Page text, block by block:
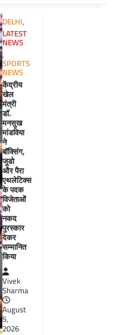
DELHI,
LATEST
NEWS
,
SPORTS
NEWS
केंद्रीय
खेल
मंत्री
डॉ.
मनसुख
मांडविया
ने
बॉक्सिंग,
जूडो
और पैरा
एथलेटिक्स
के पदक
विजेताओं
को
नकद
पुरस्कार
देकर
सम्मानित
किया
Vivek
Sharma
August
5,
2026